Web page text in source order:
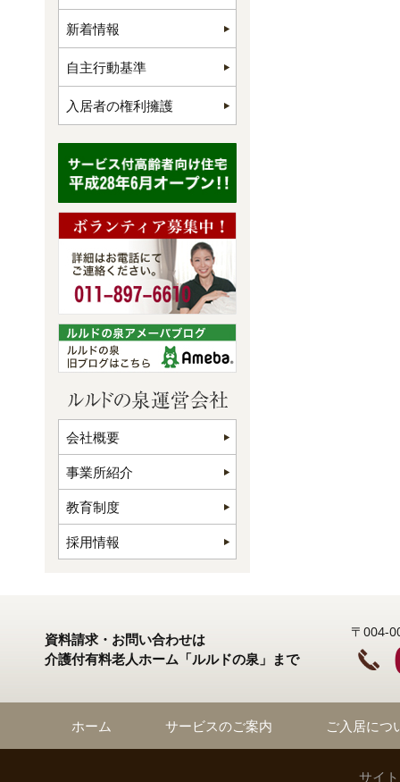
新着情報
自主行動基準
入居者の権利擁護
会社概要
事業所紹介
教育制度
採用情報
資料請求・お問い合わせは
介護付有料老人ホーム「ルルドの泉」まで
〒004-
ホーム サービスのご案内 ご入居につ
サイ